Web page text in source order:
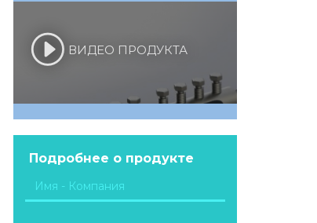
ВИДЕО ПРОДУКТА
Подробнее о продукте